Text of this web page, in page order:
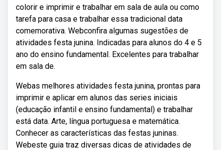
colorir e imprimir e trabalhar em sala de aula ou como
tarefa para casa e trabalhar essa tradicional data
comemorativa. Webconfira algumas sugestões de
atividades festa junina. Indicadas para alunos do 4 e 5
ano do ensino fundamental. Excelentes para trabalhar
em sala de.
Webas melhores atividades festa junina, prontas para
imprimir e aplicar em alunos das series iniciais
(educação infantil e ensino fundamental) e trabalhar
está data. Arte, língua portuguesa e matemática.
Conhecer as características das festas juninas.
Webeste guia traz diversas dicas de atividades de